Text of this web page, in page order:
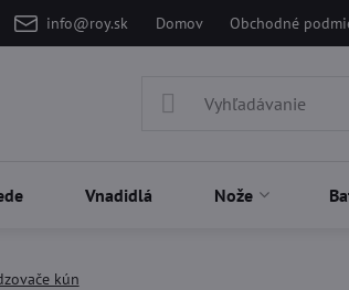
info@roy.sk Domov Obchodné
Vnadidlá Nože
kún